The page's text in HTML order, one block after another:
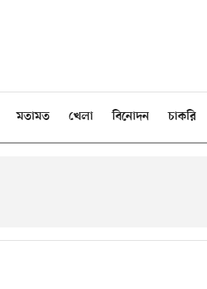
মতামত খেলা বিনোদন চাকরি